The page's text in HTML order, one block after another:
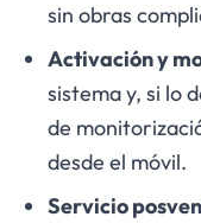
sin obras
Activación y
sistema y, si lo
de
desde el móvil.
Servicio